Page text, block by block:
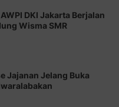
AWPI DKI Jakarta Berjalan
Wisma SMR
Jajanan Jelang Buka